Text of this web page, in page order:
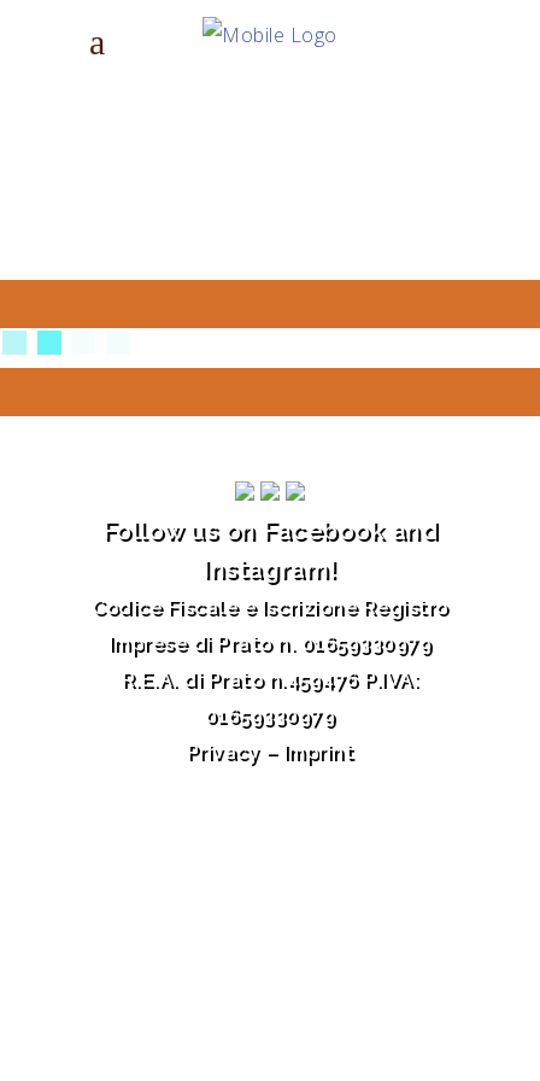
Follow us on Facebook and
Instagram!
Codice Fiscale e Iscrizione Registro
Imprese di Prato n. 01659330979
R.E.A. di Prato n.459476 P.IVA:
01659330979
Privacy– Imprint